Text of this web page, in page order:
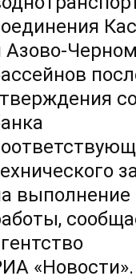
Азово-
выполнение
«Новости».